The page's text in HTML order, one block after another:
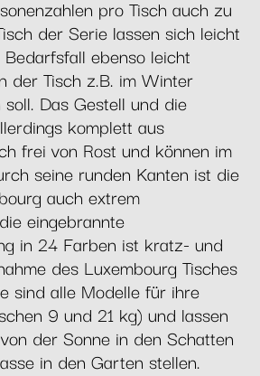
pro Tisch auch zu
der Serie lassen sich leicht
ebenso leicht
der Tisch z.B. im Winter
Das Gestell und die
komplett aus
frei von Rost und können im
seine runden Kanten ist die
auch extrem
eingebrannte
in 24 Farben ist kratz- und
des Luxembourg Tisches
sind alle Modelle für ihre
9 und 21 kg) und lassen
der Sonne in den Schatten
in den Garten stellen.